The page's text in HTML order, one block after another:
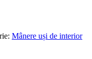
Mânere uși de interior